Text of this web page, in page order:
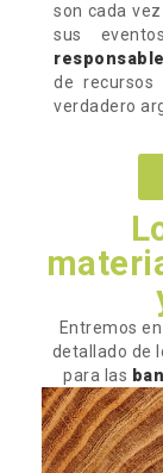
son cada
sus
responsable
de recursos
verdadero
Entremos
detallado de
para las